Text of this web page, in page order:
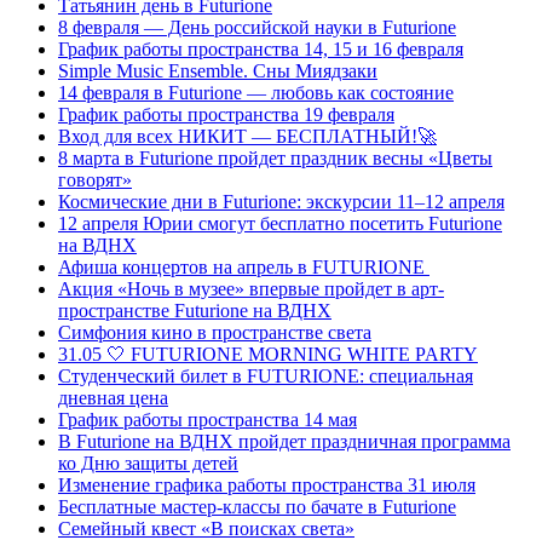
Татьянин день в Futurione
8 февраля — День российской науки в Futurione
График работы пространства 14, 15 и 16 февраля
Simple Music Ensemble. Сны Миядзаки
14 февраля в Futurione — любовь как состояние
График работы пространства 19 февраля
Вход для всех НИКИТ — БЕСПЛАТНЫЙ!🚀
8 марта в Futurione пройдет праздник весны «Цветы
говорят»
Космические дни в Futurione: экскурсии 11–12 апреля
12 апреля Юрии смогут бесплатно посетить Futurione
на ВДНХ
Афиша концертов на апрель в FUTURIONE
Акция «Ночь в музее» впервые пройдет в арт-
пространстве Futurione на ВДНХ
Симфония кино в пространстве света
31.05 🤍 FUTURIONE MORNING WHITE PARTY
Студенческий билет в FUTURIONE: специальная
дневная цена
График работы пространства 14 мая
В Futurione на ВДНХ пройдет праздничная программа
ко Дню защиты детей
Изменение графика работы пространства 31 июля
Бесплатные мастер-классы по бачате в Futurione
Семейный квест «В поисках света»